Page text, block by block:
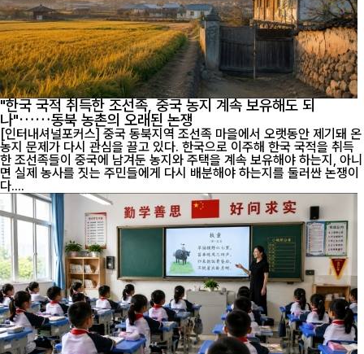
"한국 국적 취득한 조선족, 중국 농지 계속 보유해도 되
나"……동북 농촌의 오래된 논쟁
[인터내셔널포커스] 중국 동북지역 조선족 마을에서 오랫동안 제기돼 온
농지 문제가 다시 관심을 끌고 있다. 한국으로 이주해 한국 국적을 취득
한 조선족들이 중국에 남겨둔 농지와 주택을 계속 보유해야 하는지, 아니
면 실제 농사를 짓는 주민들에게 다시 배분해야 하는지를 둘러싼 논쟁이
다....